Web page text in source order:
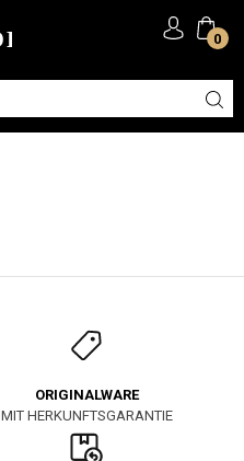
0
ORIGINALWARE
MIT HERKUNFTSGARANTIE